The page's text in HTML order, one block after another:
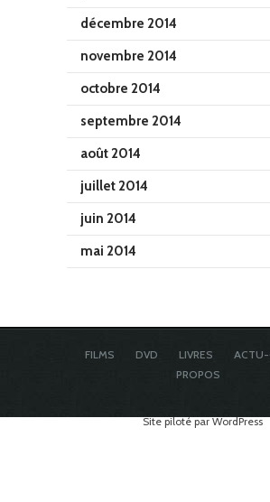
décembre 2014
novembre 2014
octobre 2014
septembre 2014
août 2014
juillet 2014
juin 2014
mai 2014
FILMS DVD LIVRES ACTU-
PROPOS
Site piloté par WordPress